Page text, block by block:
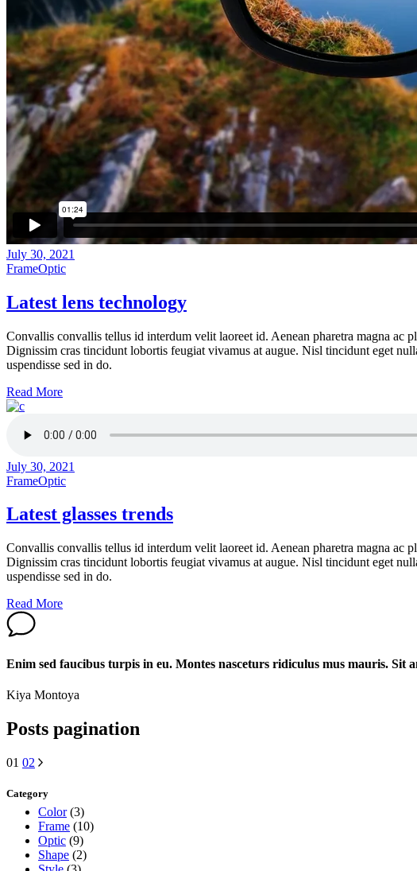
July 30, 2021
FrameOptic
Latest lens technology
Convallis convallis tellus id interdum velit laoreet id. Aenean pharetra magna ac
Dignissim cras tincidunt lobortis feugiat vivamus at augue. Nisl tincidunt eget
uspendisse sed in do.
Read More
July 30, 2021
FrameOptic
Latest glasses trends
Convallis convallis tellus id interdum velit laoreet id. Aenean pharetra magna ac
Dignissim cras tincidunt lobortis feugiat vivamus at augue. Nisl tincidunt eget
uspendisse sed in do.
Read More
Enim sed faucibus turpis in eu. Montes nasceturs ridiculus mus mauris. Sit
Kiya Montoya
Posts pagination
01 02
Category
Color(3)
Frame (10)
Optic (9)
Shape (2)